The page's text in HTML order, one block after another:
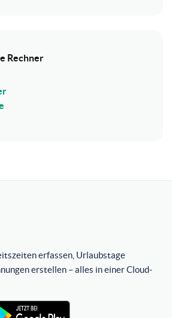
Rechner
erfassen, Urlaubstage
erstellen – alles in einer Cloud-